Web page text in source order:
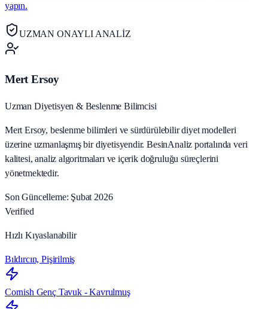
yapın.
UZMAN ONAYLI ANALİZ
Mert Ersoy
Uzman Diyetisyen & Beslenme Bilimcisi
Mert Ersoy, beslenme bilimleri ve sürdürülebilir diyet modelleri
üzerine uzmanlaşmış bir diyetisyendir. BesinAnaliz portalında veri
kalitesi, analiz algoritmaları ve içerik doğruluğu süreçlerini
yönetmektedir.
Son Güncelleme: Şubat 2026
Verified
Hızlı Kıyaslanabilir
Bıldırcın, Pişirilmiş
Cornish Genç Tavuk - Kavrulmuş